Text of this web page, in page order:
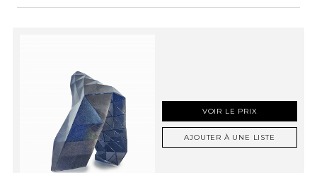
VOIR LE PRIX
AJOUTER À UNE LISTE